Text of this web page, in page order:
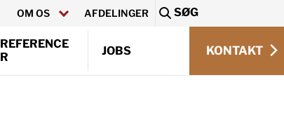
OM OS AFDELINGER
SØG
REFERENCE
R
JOBS KONTAKT